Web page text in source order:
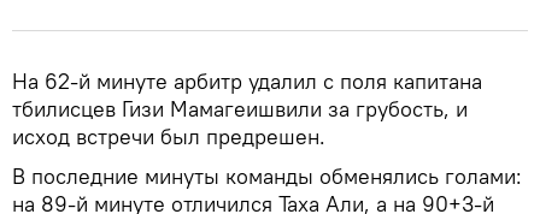
На 62-й минуте арбитр удалил с поля капитана
тбилисцев Гизи Мамагеишвили за грубость, и
исход встречи был предрешен.
В последние минуты команды обменялись голами:
на 89-й минуте отличился Таха Али, а на 90+3-й